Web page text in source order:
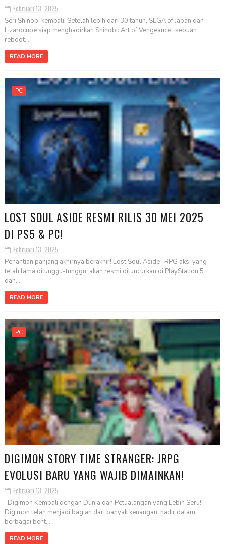
Februari 13, 2025
Seri Shinobi kembali! Setelah lebih dari 30 tahun, SEGA of Japan dan
Lizardcube siap menghadirkan Shinobi: Art of Vengeance , sebuah
reboot...
READ MORE
PC
LOST SOUL ASIDE RESMI RILIS 30 MEI 2025
DI PS5 & PC!
Februari 13, 2025
Penantian panjang akhirnya berakhir! Lost Soul Aside , RPG aksi yang
telah lama ditunggu-tunggu, akan resmi diluncurkan di PlayStation 5
dan...
READ MORE
PC
DIGIMON STORY TIME STRANGER: JRPG
EVOLUSI BARU YANG WAJIB DIMAINKAN!
Februari 13, 2025
Digimon Kembali dengan Dunia dan Petualangan yang Lebih Seru!
Digimon telah menjadi bagian dari banyak kenangan, hadir dalam
berbagai bent...
READ MORE